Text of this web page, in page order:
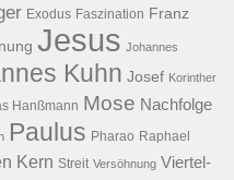
Exodus Faszination Franz
Jesus Johannes
Kuhn Josef Korinther
Hanßmann Mose Nachfolge
Paulus Pharao Raphael
Kern Streit Versöhnung Viertel-